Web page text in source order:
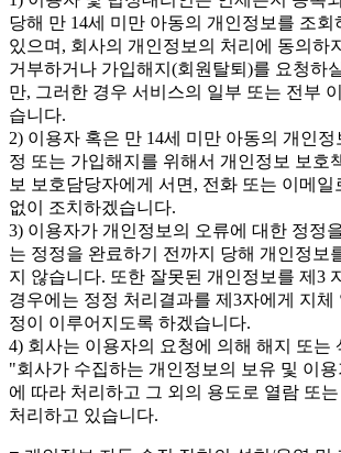
당해 만 14세 미만 아동의 개인정보를 조회
있으며, 회사의 개인정보의 처리에 동의하
거부하거나 가입해지(회원탈퇴)를 요청하
만, 그러한 경우 서비스의 일부 또는 전부
습니다.
2) 이용자 혹은 만 14세 미만 아동의 개인
정 또는 가입해지를 위해서 개인정보 보호
보 보호담당자에게 서면, 전화 또는 이메일
없이 조치하겠습니다.
3) 이용자가 개인정보의 오류에 대한 정정
는 정정을 완료하기 전까지 당해 개인정보
지 않습니다. 또한 잘못된 개인정보를 제3
경우에는 정정 처리결과를 제3자에게 지체
정이 이루어지도록 하겠습니다.
4) 회사는 이용자의 요청에 의해 해지 또는
"회사가 수집하는 개인정보의 보유 및 이
에 따라 처리하고 그 외의 용도로 열람 또
처리하고 있습니다.